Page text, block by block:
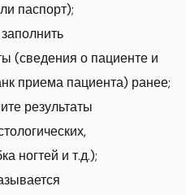
паспорт);
(сведения о пациенте и
приема пациента) ранее;
результаты
ногтей и т.д.);